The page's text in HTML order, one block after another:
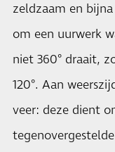
zeldzaam en
om een uurwerk
niet 360° draait,
120°. Aan
veer: deze dient